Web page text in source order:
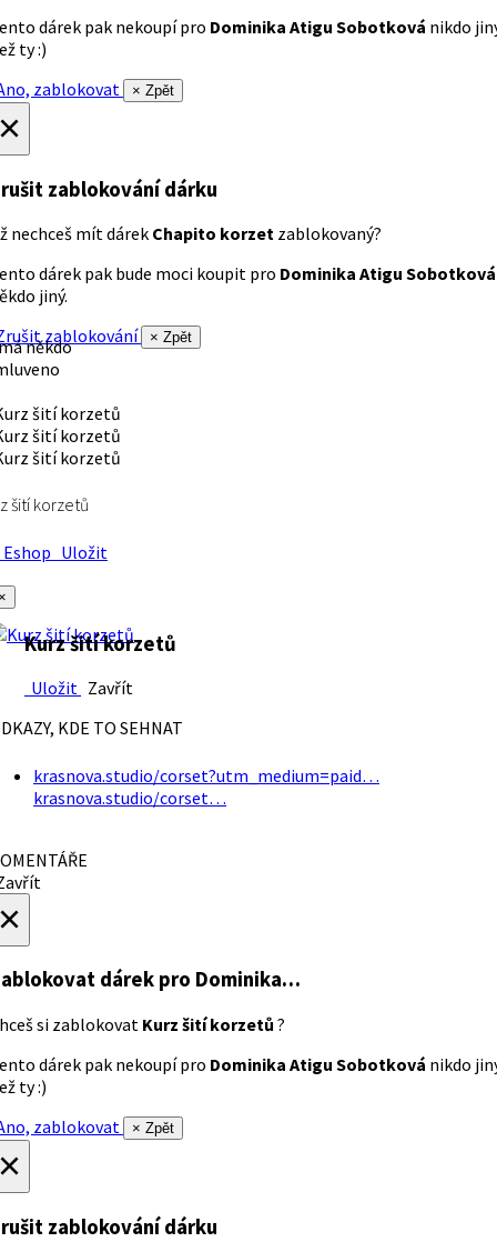
dárek pak nekoupí pro Dominika Atigu Sobotková nikdo
ty :)
zablokovat
× Zpět
zablokování dárku
nechceš mít dárek Chapito korzet zablokovaný?
dárek pak bude moci koupit pro Dominika Atigu Sobotková
jiný.
zablokování
× Zpět
někdo
šití korzetů
Uložit
Kurz šití korzetů
Uložit Zavřít
KDE TO SEHNAT
krasnova.studio/corset?utm_medium=paid…
krasnova.studio/corset…
dárek pro Dominika…
si zablokovat Kurz šití korzetů ?
dárek pak nekoupí pro Dominika Atigu Sobotková nikdo
ty :)
zablokovat
× Zpět
zablokování dárku